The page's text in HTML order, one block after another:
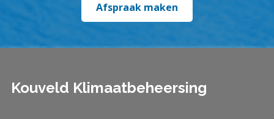
Afspraak maken
Kouveld Klimaatbeheersing